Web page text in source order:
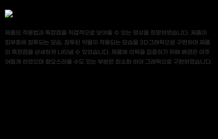
제품의 적용법과 특장점을 직접적으로 보여줄 수 있는 영상을 희망하였습니다. 제품이
피부층에 침투되는 모습, 침투된 약물이 적용되는 모습을 3D그래픽으로 구현하여 제품
의 특장점을 상세하게 나타낼 수 있었습니다. 제품에 이목을 집중하기 위해 배경은 아주
어둡게 하였으며 혐오스러울 수도 있는 부분은 최소화 하여 그래픽으로 구현하였습니다.